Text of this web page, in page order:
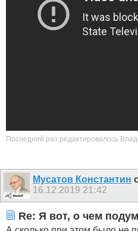
Последний раз редактировалось
Мусатов Константин
16.12.2019 21:42
Re: Я вот, о чем